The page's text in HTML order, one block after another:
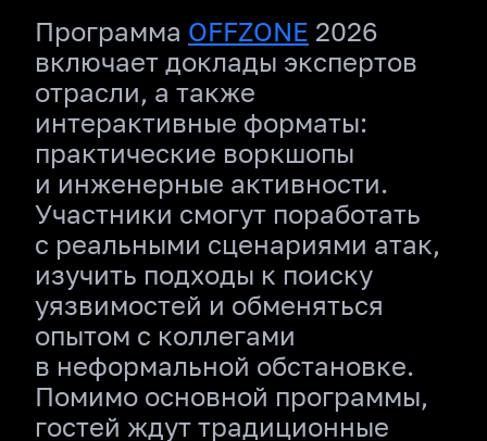
Программа OFFZONE 2026
включает доклады экспертов
отрасли, а также
интерактивные форматы:
практические воркшопы
и инженерные активности.
Участники смогут поработать
с реальными сценариями атак,
изучить подходы к поиску
уязвимостей и обменяться
опытом с коллегами
в неформальной обстановке.
Помимо основной программы,
гостей ждут традиционные